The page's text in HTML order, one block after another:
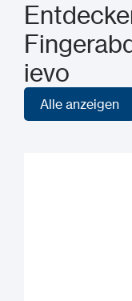
ievo
Alle anzeigen